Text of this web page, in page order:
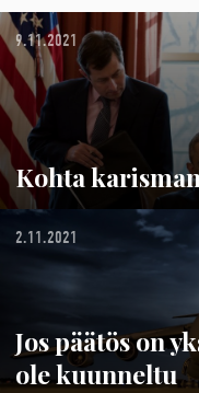
9.11.2021
Kohta
2.11.2021
Jos päätös on
ole kuunneltu